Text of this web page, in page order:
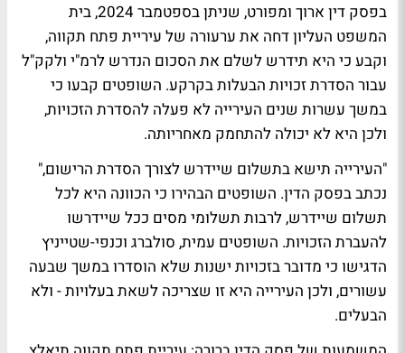
בפסק דין ארוך ומפורט, שניתן בספטמבר 2024, בית
המשפט העליון דחה את ערעורה של עיריית פתח תקווה,
וקבע כי היא תידרש לשלם את הסכום הנדרש לרמ"י ולקק"ל
עבור הסדרת זכויות הבעלות בקרקע. השופטים קבעו כי
במשך עשרות שנים העירייה לא פעלה להסדרת הזכויות,
ולכן היא לא יכולה להתחמק מאחריותה.
"העירייה תישא בתשלום שיידרש לצורך הסדרת הרישום,"
נכתב בפסק הדין. השופטים הבהירו כי הכוונה היא לכל
תשלום שיידרש, לרבות תשלומי מסים ככל שיידרשו
להעברת הזכויות. השופטים עמית, סולברג וכנפי-שטייניץ
הדגישו כי מדובר בזכויות ישנות שלא הוסדרו במשך שבעה
עשורים, ולכן העירייה היא זו שצריכה לשאת בעלויות - ולא
הבעלים.